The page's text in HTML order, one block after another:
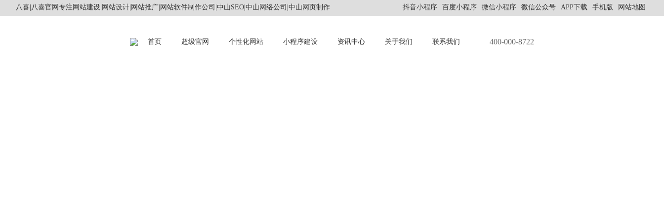
八喜|八喜官网专注网站建设|网站设计|网站推广|网站软件制作公司|中山SEO|中山网络公司|中山网页制作 抖音小程序 百度小程序 微信小程序 微信公众号 APP下载 手机版 网站地图
首页 超级官网 个性化网站 小程序建设 资讯中心 关于我们 联系我们 400-000-8722